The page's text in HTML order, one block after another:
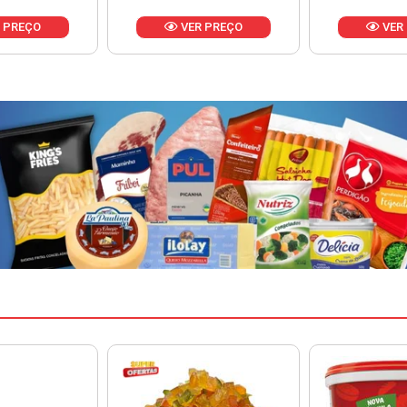
PREÇO VER PREÇO VER